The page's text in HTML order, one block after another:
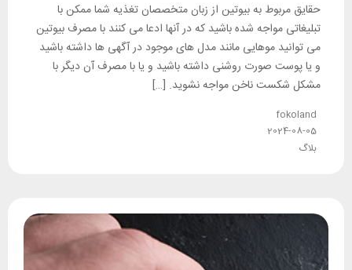
حقایق مربوط به بیوتین از زبان متخصصان تغذیه شما ممکن با
تبلیغاتی مواجه شده باشید که در آنها ادعا می کنند با مصرف بیوتین
می توانید موهایی مانند مدل های موجود در آگهی ها داشته باشید
و یا پوست صورت روشنی داشته باشید و یا با مصرف آن دیگر با
مشکل شکست ناخن مواجه نشوید. […]
fokoland
2024-08-05
بلاگ